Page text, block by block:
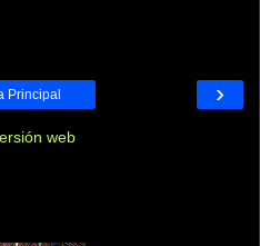
›
Principal
web